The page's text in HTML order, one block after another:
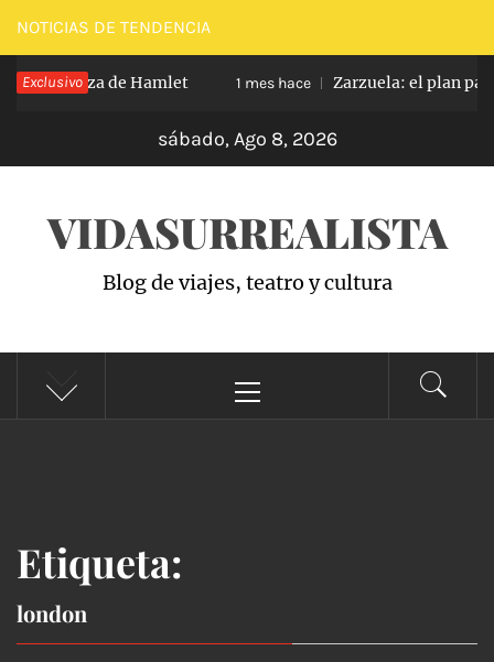
Saltar
al
contenido
NOTICIAS DE TENDENCIA
Exclusivo
castiza de Hamlet 1 mes hace Zarzuela: el plan para
sábado, Ago 8, 2026
VIDASURREALISTA
Blog de viajes, teatro y cultura
principal
Etiqueta:
london